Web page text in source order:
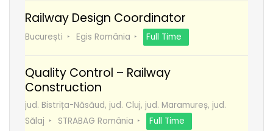
Railway Design Coordinator
București Egis România Full Time
Quality Control – Railway
Construction
jud. Bistrița-Năsăud, jud. Cluj, jud. Maramureș, jud.
Sălaj
STRABAG România Full Time